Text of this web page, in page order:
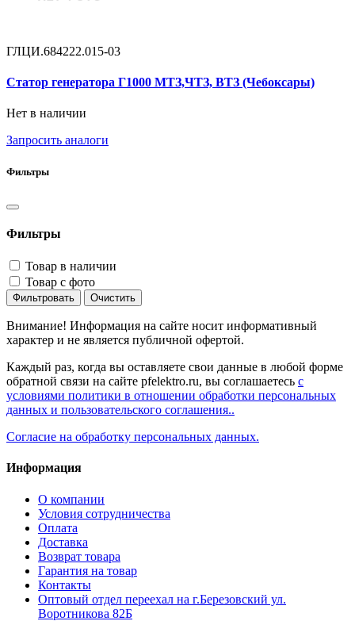
ГЛЦИ.684222.015-03
Статор генератора Г1000 МТЗ,ЧТЗ, ВТЗ (Чебоксары)
Нет в наличии
Запросить аналоги
Фильтры
Фильтры
Товар в наличии
Товар с фото
Фильтровать Очистить
Внимание! Информация на сайте носит информативный
характер и не является публичной офертой.
Каждый раз, когда вы оставляете свои данные в любой форме
обратной связи на сайте pfelektro.ru, вы соглашаетесь с
условиями политики в отношении обработки персональных
данных и пользовательского соглашения..
Согласие на обработку персональных данных.
Информация
О компании
Условия сотрудничества
Оплата
Доставка
Возврат товара
Гарантия на товар
Контакты
Оптовый отдел переехал на г.Березовский ул.
Воротникова 82Б